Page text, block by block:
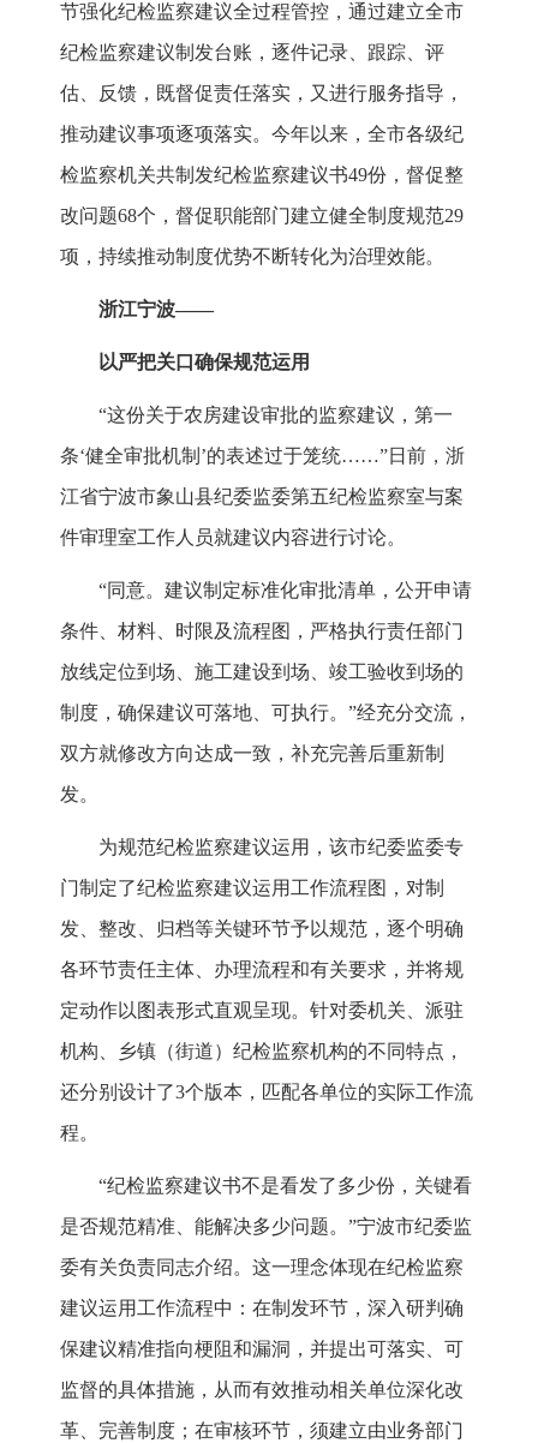
节强化纪检监察建议全过程管控，通过建立全市
纪检监察建议制发台账，逐件记录、跟踪、评
估、反馈，既督促责任落实，又进行服务指导，
推动建议事项逐项落实。今年以来，全市各级纪
检监察机关共制发纪检监察建议书49份，督促整
改问题68个，督促职能部门建立健全制度规范29
项，持续推动制度优势不断转化为治理效能。
浙江宁波——
以严把关口确保规范运用
“这份关于农房建设审批的监察建议，第一
条‘健全审批机制’的表述过于笼统……”日前，浙
江省宁波市象山县纪委监委第五纪检监察室与案
件审理室工作人员就建议内容进行讨论。
“同意。建议制定标准化审批清单，公开申请
条件、材料、时限及流程图，严格执行责任部门
放线定位到场、施工建设到场、竣工验收到场的
制度，确保建议可落地、可执行。”经充分交流，
双方就修改方向达成一致，补充完善后重新制
发。
为规范纪检监察建议运用，该市纪委监委专
门制定了纪检监察建议运用工作流程图，对制
发、整改、归档等关键环节予以规范，逐个明确
各环节责任主体、办理流程和有关要求，并将规
定动作以图表形式直观呈现。针对委机关、派驻
机构、乡镇（街道）纪检监察机构的不同特点，
还分别设计了3个版本，匹配各单位的实际工作流
程。
“纪检监察建议书不是看发了多少份，关键看
是否规范精准、能解决多少问题。”宁波市纪委监
委有关负责同志介绍。这一理念体现在纪检监察
建议运用工作流程中：在制发环节，深入研判确
保建议精准指向梗阻和漏洞，并提出可落实、可
监督的具体措施，从而有效推动相关单位深化改
革、完善制度；在审核环节，须建立由业务部门